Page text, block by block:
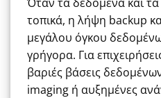
τοπικά, η λήψη backup
μεγάλου όγκου
γρήγορα. Για
βαριές βάσεις
imaging ή αυξημένες